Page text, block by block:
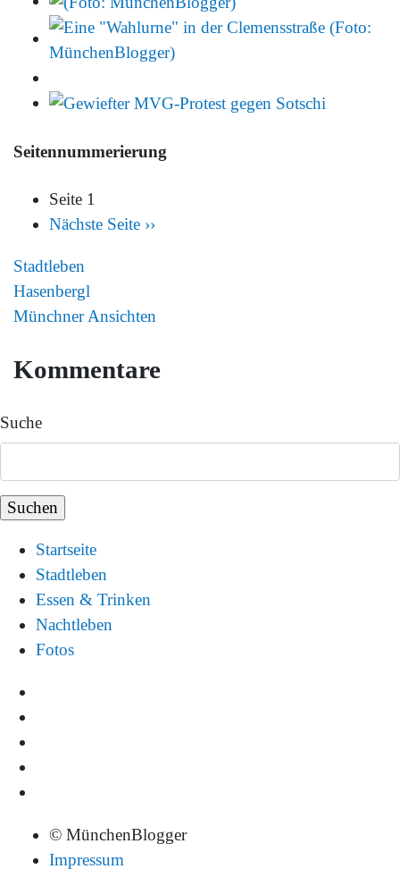
Seitennummerierung
Seite 1
Nächste Seite ››
Stadtleben
Hasenbergl
Münchner Ansichten
Kommentare
Suche
Startseite
Stadtleben
Essen & Trinken
Nachtleben
Fotos
© MünchenBlogger
Impressum